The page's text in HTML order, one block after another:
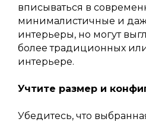
вписываться в
минималистичные и
интерьеры, но могут
более традиционных
интерьере.
Учтите размер и
Убедитесь, что